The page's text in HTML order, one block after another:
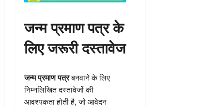
जन्म प्रमाण पत्र के
लिए जरूरी दस्तावेज
जन्म प्रमाण पत्रबनवाने के लिए
निम्नलिखित दस्तावेजों की
आवश्यकता होती है, जो आवेदन